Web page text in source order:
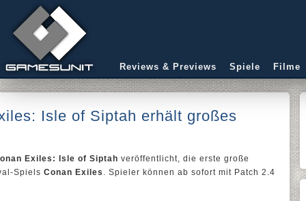
Reviews & Previews Spiele Filme
Isle of Siptah erhält großes
Exiles: Isle of Siptah veröffentlicht, die erste große
Spiels Conan Exiles . Spieler können ab sofort mit Patch 2.4